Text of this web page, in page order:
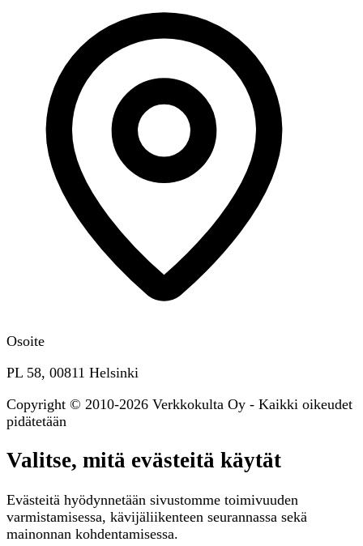
Osoite
PL 58, 00811 Helsinki
Copyright © 2010-2026 Verkkokulta Oy - Kaikki oikeudet
pidätetään
Valitse, mitä evästeitä käytät
Evästeitä hyödynnetään sivustomme toimivuuden
varmistamisessa, kävijäliikenteen seurannassa sekä
mainonnan kohdentamisessa.